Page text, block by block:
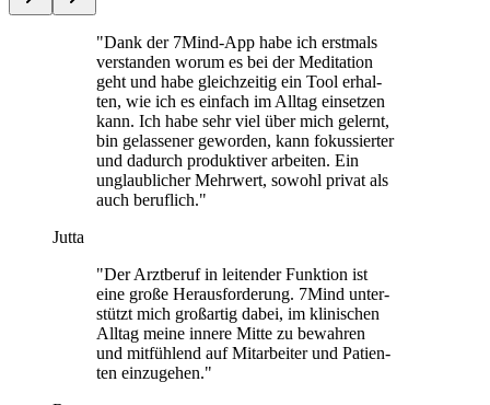
"Dank der 7Mind-App habe ich erst­mals
ver­stan­den worum es bei der Medi­ta­tion
geht und habe gleich­zei­tig ein Tool erhal­
ten, wie ich es ein­fach im Alltag ein­set­zen
kann. Ich habe sehr viel über mich gelernt,
bin gelas­se­ner gewor­den, kann fokus­sier­ter
und dadurch pro­duk­ti­ver arbei­ten. Ein
unglaub­li­cher Mehr­wert, sowohl privat als
auch beruf­lich."
Jutta
"Der Arzt­be­ruf in lei­ten­der Funk­tion ist
eine große Her­aus­for­de­rung. 7Mind unter­
stützt mich groß­ar­tig dabei, im kli­ni­schen
Alltag meine innere Mitte zu bewah­ren
und mit­füh­lend auf Mit­ar­bei­ter und Pati­en­
ten ein­zu­ge­hen."